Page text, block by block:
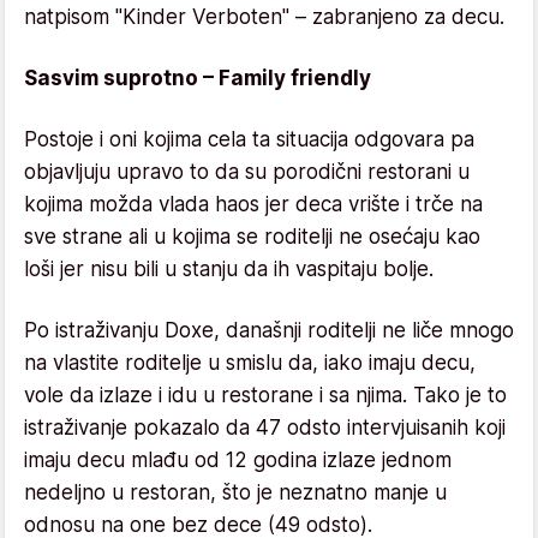
natpisom "Kinder Verboten" – zabranjeno za decu.
Sasvim suprotno – Family friendly
Postoje i oni kojima cela ta situacija odgovara pa
objavljuju upravo to da su porodični restorani u
kojima možda vlada haos jer deca vrište i trče na
sve strane ali u kojima se roditelji ne osećaju kao
loši jer nisu bili u stanju da ih vaspitaju bolje.
Po istraživanju Doxe, današnji roditelji ne liče mnogo
na vlastite roditelje u smislu da, iako imaju decu,
vole da izlaze i idu u restorane i sa njima. Tako je to
istraživanje pokazalo da 47 odsto intervjuisanih koji
imaju decu mlađu od 12 godina izlaze jednom
nedeljno u restoran, što je neznatno manje u
odnosu na one bez dece (49 odsto).